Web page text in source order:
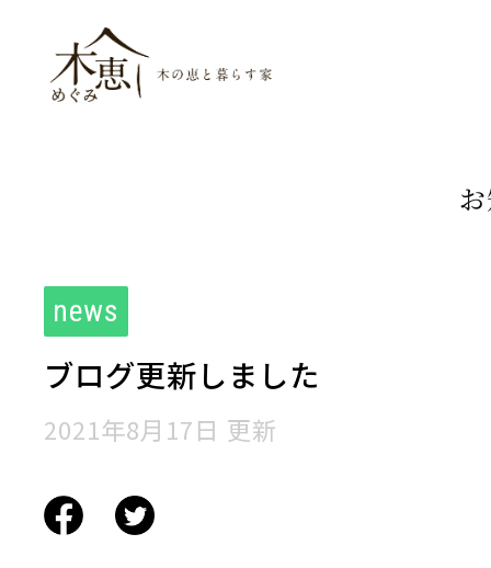
news
ブログ更新しました
2021年8月17日 更新